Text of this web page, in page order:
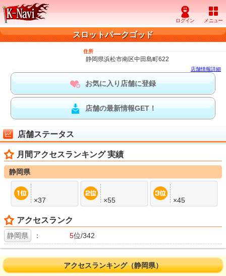
スロットパークゴッド
住所
静岡県浜松市南区中田島町622
店舗情報詳細
お気に入り店舗に登録
店舗の最新情報GET！
店舗ステータス
月間アクセスランキング 実績
静岡県
×37 ×55 ×45
アクセスランク
静岡県 ： 5位/342
アクセスランキング（静岡県）